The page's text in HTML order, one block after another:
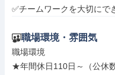
✅チームワークを大切にで
職場環境・雰囲気
職場環境
★年間休日110日～（公休